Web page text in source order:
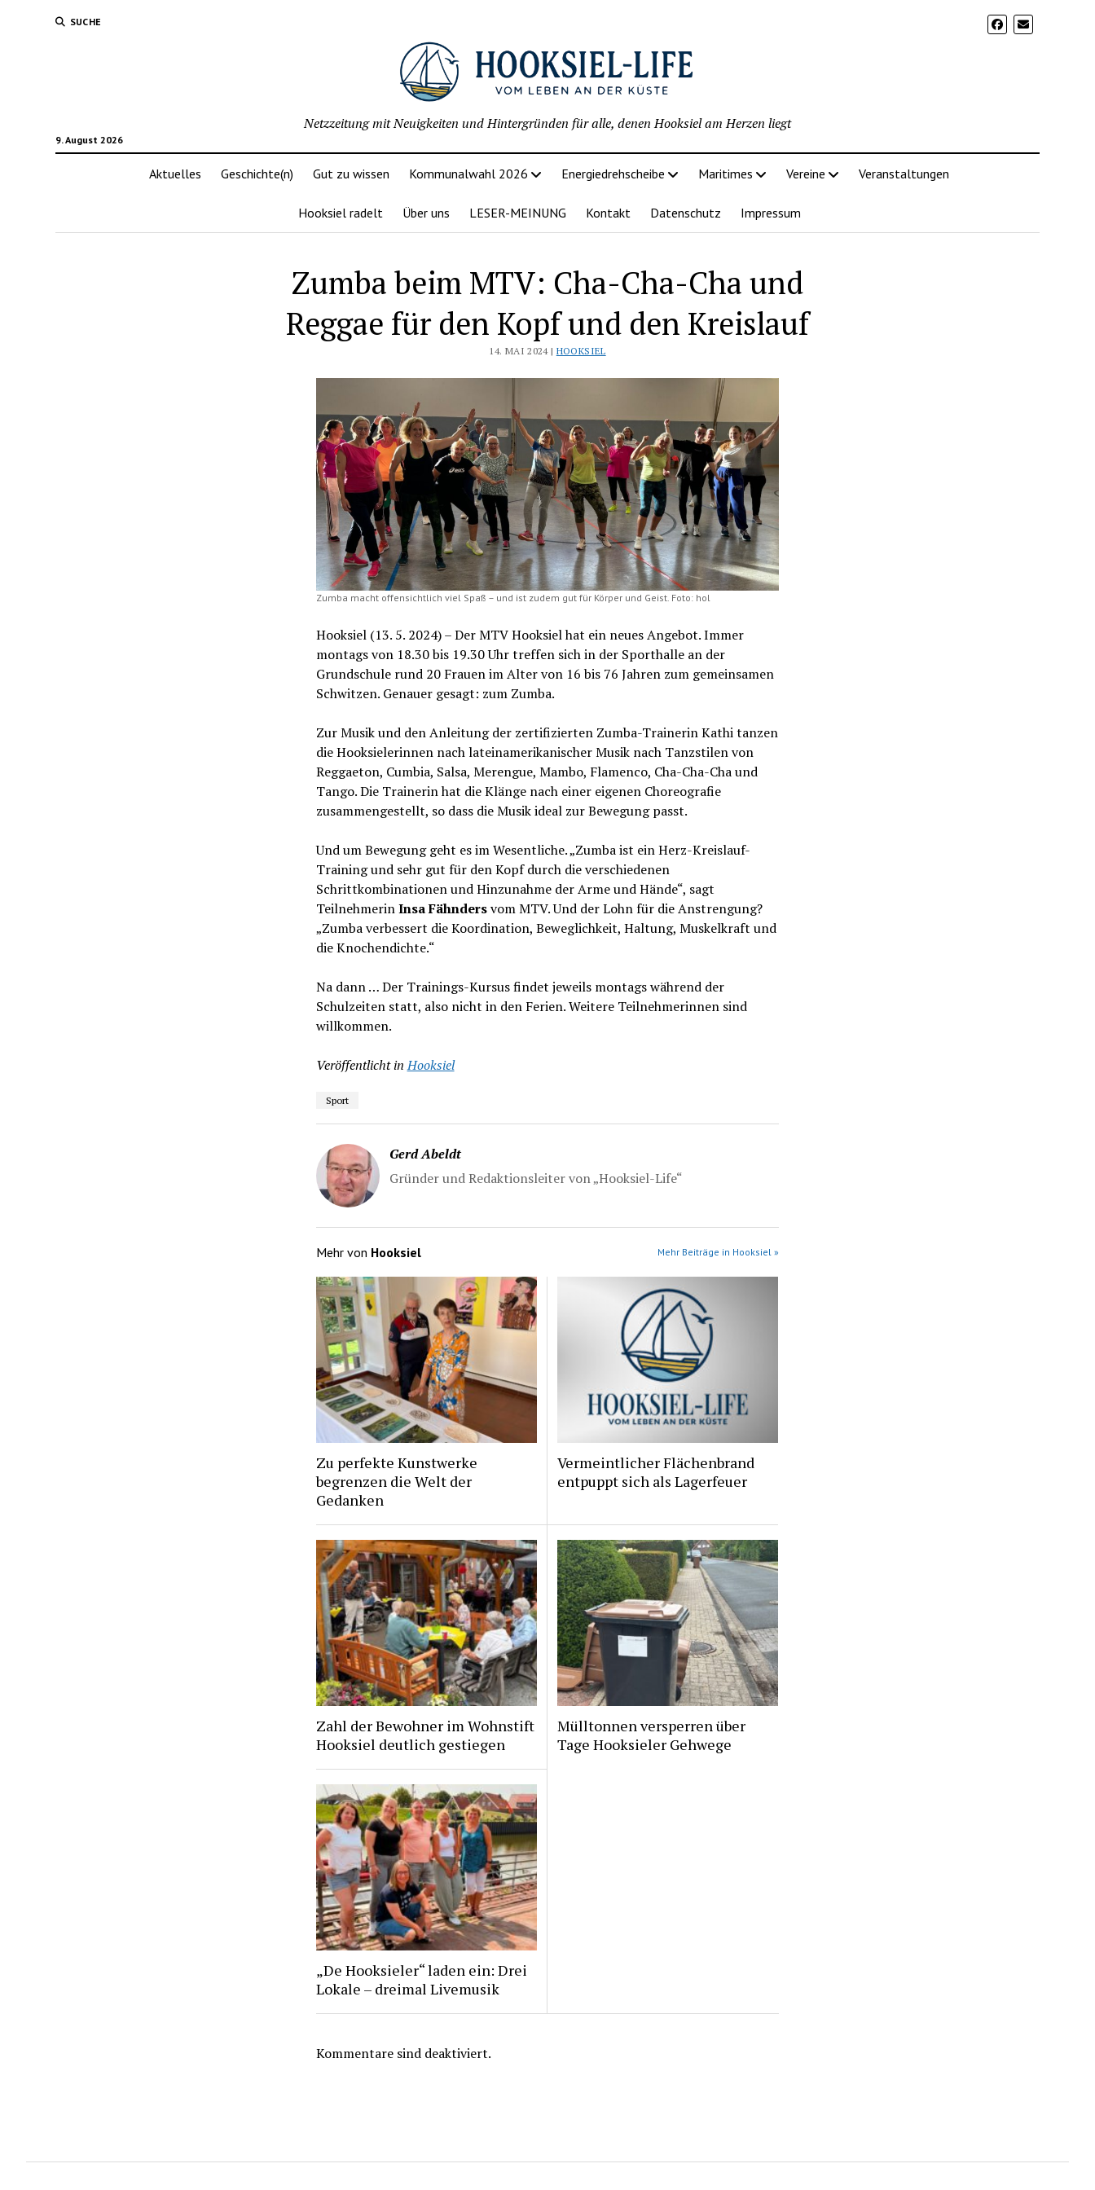
SUCHE
9. August 2026
Netzzeitung mit Neuigkeiten und Hintergründen für alle, denen Hooksiel am Herzen liegt
Aktuelles Geschichte(n) Gut zu wissen Kommunalwahl 2026 Energiedrehscheibe Maritimes Vereine Veranstaltungen
Hooksiel radelt Über uns LESER-MEINUNG Kontakt Datenschutz Impressum
Zumba beim MTV: Cha-Cha-Cha und
Reggae für den Kopf und den Kreislauf
14. MAI 2024 | HOOKSIEL
Zumba macht offensichtlich viel Spaß – und ist zudem gut für Körper und Geist. Foto: hol
Hooksiel (13. 5. 2024) – Der MTV Hooksiel hat ein neues Angebot. Immer
montags von 18.30 bis 19.30 Uhr treffen sich in der Sporthalle an der
Grundschule rund 20 Frauen im Alter von 16 bis 76 Jahren zum gemeinsamen
Schwitzen. Genauer gesagt: zum Zumba.
Zur Musik und den Anleitung der zertifizierten Zumba-Trainerin Kathi tanzen
die Hooksielerinnen nach lateinamerikanischer Musik nach Tanzstilen von
Reggaeton, Cumbia, Salsa, Merengue, Mambo, Flamenco, Cha-Cha-Cha und
Tango. Die Trainerin hat die Klänge nach einer eigenen Choreografie
zusammengestellt, so dass die Musik ideal zur Bewegung passt.
Und um Bewegung geht es im Wesentliche. „Zumba ist ein Herz-Kreislauf-
Training und sehr gut für den Kopf durch die verschiedenen
Schrittkombinationen und Hinzunahme der Arme und Hände“, sagt
TeilnehmerinInsa Fähndersvom MTV. Und der Lohn für die Anstrengung?
„Zumba verbessert die Koordination, Beweglichkeit, Haltung, Muskelkraft und
die Knochendichte.“
Na dann … Der Trainings-Kursus findet jeweils montags während der
Schulzeiten statt, also nicht in den Ferien. Weitere Teilnehmerinnen sind
willkommen.
Veröffentlicht in Hooksiel
Sport
Gerd Abeldt
Gründer und Redaktionsleiter von „Hooksiel-Life“
Mehr von Hooksiel Mehr Beiträge in Hooksiel »
Zu perfekte Kunstwerke
begrenzen die Welt der
Gedanken
Vermeintlicher Flächenbrand
entpuppt sich als Lagerfeuer
Zahl der Bewohner im Wohnstift
Hooksiel deutlich gestiegen
Mülltonnen versperren über
Tage Hooksieler Gehwege
„De Hooksieler“ laden ein: Drei
Lokale – dreimal Livemusik
Kommentare sind deaktiviert.